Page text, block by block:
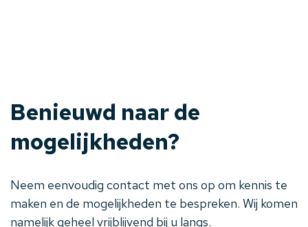
Benieuwd naar de
mogelijkheden?
Neem eenvoudig contact met ons op om kennis te
maken en de mogelijkheden te bespreken. Wij komen
namelijk geheel vrijblijvend bij u langs.